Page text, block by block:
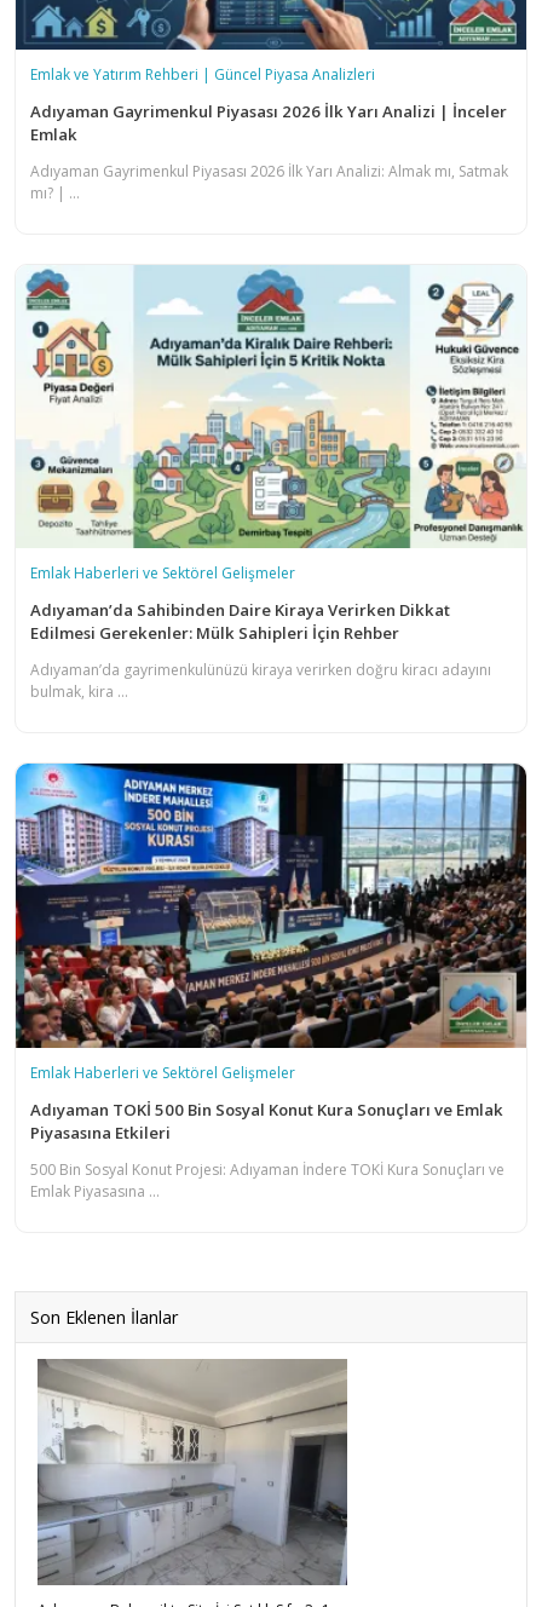
Emlak ve Yatırım Rehberi | Güncel Piyasa Analizleri
Adıyaman Gayrimenkul Piyasası 2026 İlk Yarı Analizi | İnceler
Emlak
Adıyaman Gayrimenkul Piyasası 2026 İlk Yarı Analizi: Almak mı, Satmak
mı? | ...
Emlak Haberleri ve Sektörel Gelişmeler
Adıyaman’da Sahibinden Daire Kiraya Verirken Dikkat
Edilmesi Gerekenler: Mülk Sahipleri İçin Rehber
Adıyaman’da gayrimenkulünüzü kiraya verirken doğru kiracı adayını
bulmak, kira ...
Emlak Haberleri ve Sektörel Gelişmeler
Adıyaman TOKİ 500 Bin Sosyal Konut Kura Sonuçları ve Emlak
Piyasasına Etkileri
500 Bin Sosyal Konut Projesi: Adıyaman İndere TOKİ Kura Sonuçları ve
Emlak Piyasasına ...
Son Eklenen İlanlar